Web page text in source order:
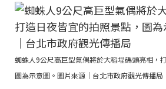
蜘蛛人9公尺高巨型氣偶將於大稻埕碼頭亮相，
圖為示意圖。圖片來源｜台北市政府觀光傳播局